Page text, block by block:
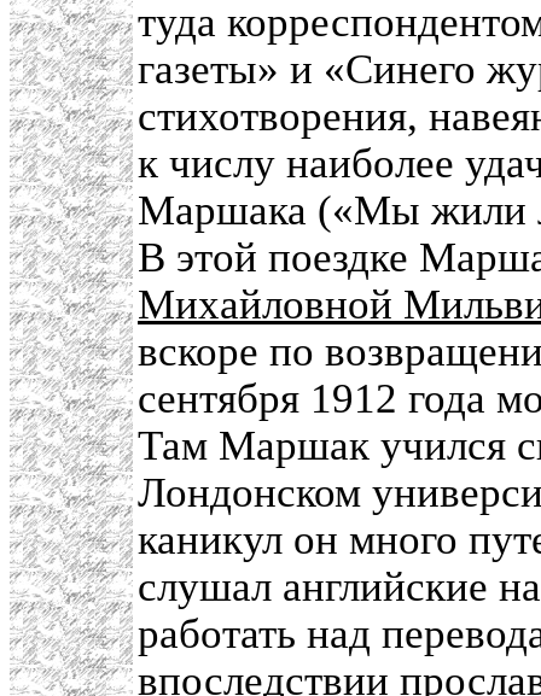
туда
газеты» и «Синего
стихотворения,
к числу наиболее
Маршака («Мы жили
В этой поездке
Михайловной
вскоре по
сентября 1912 года
Там Маршак учился
Лондонском
каникул он много
слушал английские
работать над
впоследствии